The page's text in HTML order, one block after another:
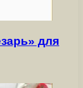
для